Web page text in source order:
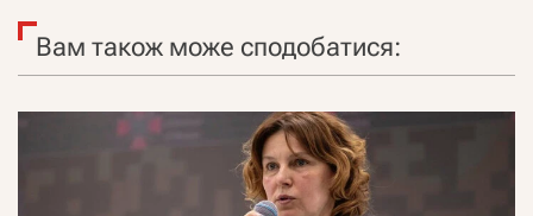
Вам також може сподобатися: